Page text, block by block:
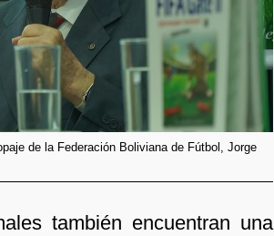
de la Federación Boliviana de Fútbol, Jorge
también encuentran una